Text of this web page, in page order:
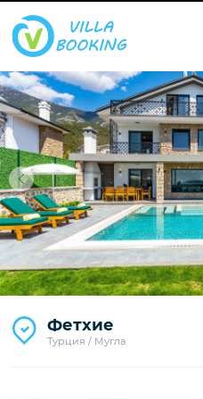
Фетхие
Турция / Мугла